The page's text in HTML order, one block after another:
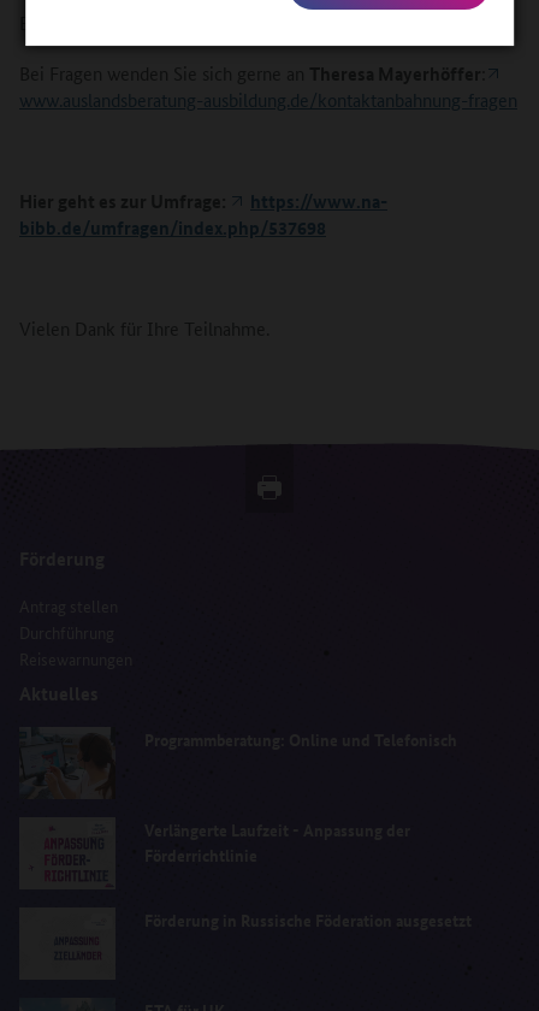
www.auslandsberatung-ausbildung.de/kontaktanbahnung-fragen
https://www.na-
bibb.de/umfragen/index.php/537698
Programmberatung: Online und Telefonisch
Verlängerte Laufzeit - Anpassung der
Förderrichtlinie
Förderung in Russische Föderation ausgesetzt